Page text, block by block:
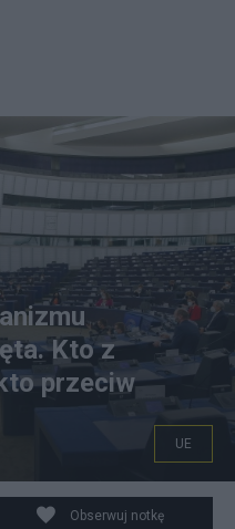
ws. mechanizmu
WARNAND / POOL
Kto z
przeciw
UE
Obserwuj notkę